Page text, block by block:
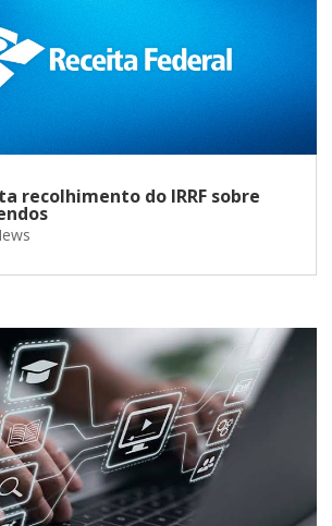
recolhimento do IRRF sobre